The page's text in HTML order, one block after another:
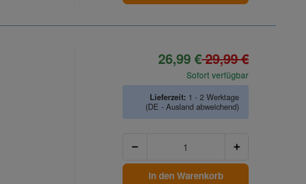
26,99 €29,99 €
Sofort verfügbar
Lieferzeit: 1 - 2 Werktage
(DE - Ausland abweichend)
In den Warenkorb